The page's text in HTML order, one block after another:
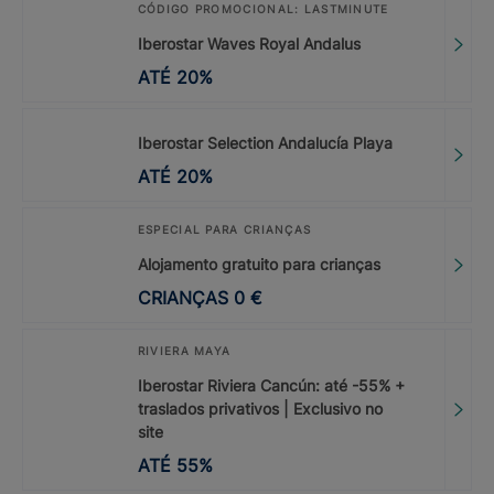
CÓDIGO PROMOCIONAL: LASTMINUTE
Iberostar Waves Royal Andalus
ATÉ 20%
Iberostar Selection Andalucía Playa
ATÉ 20%
ESPECIAL PARA CRIANÇAS
Alojamento gratuito para crianças
CRIANÇAS 0 €
RIVIERA MAYA
Iberostar Riviera Cancún: até -55% +
traslados privativos | Exclusivo no
site
ATÉ 55%